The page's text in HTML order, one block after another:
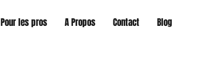
Pour les pros A Propos Contact Blog